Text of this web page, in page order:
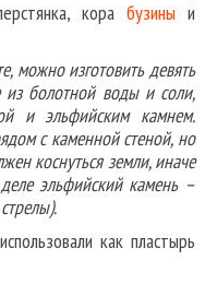
кора бузины и
можно изготовить девять
из болотной воды и соли,
и эльфийским камнем.
с каменной стеной, но
коснуться земли, иначе
эльфийский камень –
как пластырь